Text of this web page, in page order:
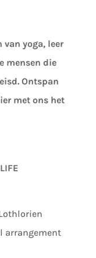
van yoga, leer
mensen die
Ontspan
met ons het
arrangement